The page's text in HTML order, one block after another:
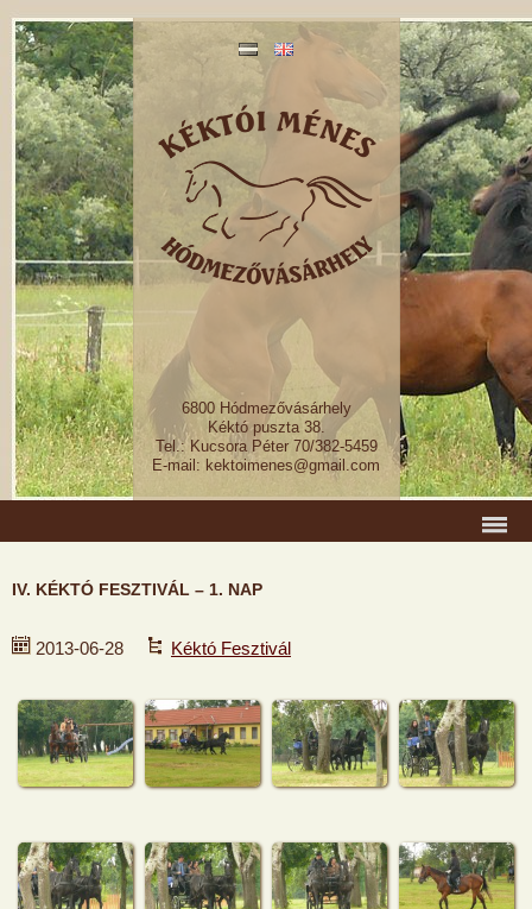
6800 Hódmezővásárhely
Kéktó puszta 38.
Tel.: Kucsora Péter 70/382-5459
E-mail: kektoimenes@gmail.com
IV. KÉKTÓ FESZTIVÁL – 1. NAP
2013-06-28 Kéktó Fesztivál